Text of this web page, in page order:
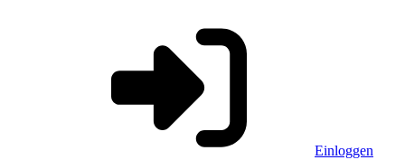
Einloggen